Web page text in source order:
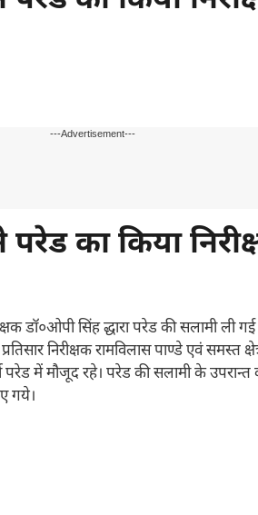
---Advertisement---
का किया
डॉ०ओपी सिंह द्धारा परेड की सलामी ली गई
निरीक्षक रामविलास पाण्डे एवं समस्त
परेड में मौजूद रहे। परेड की सलामी के
गये।